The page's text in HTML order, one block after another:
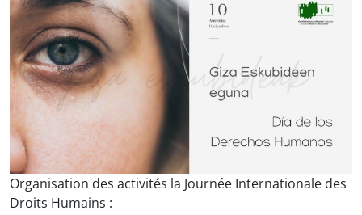
Organisation des activités la Journée Internationale des
Droits Humains :